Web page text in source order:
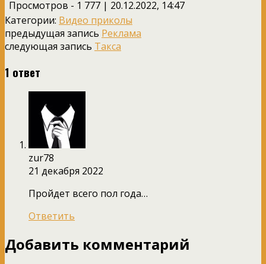
Просмотров - 1 777 | 20.12.2022, 14:47
Категории: Видео приколы
предыдущая запись Реклама
следующая запись Такса
1 ответ
zur78
21 декабря 2022
Пройдет всего пол года…
Ответить
Добавить комментарий